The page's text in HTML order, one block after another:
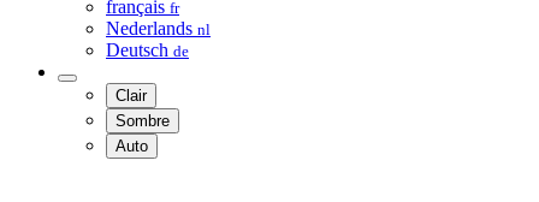
français fr
Nederlands nl
Deutsch de
Clair
Sombre
Auto